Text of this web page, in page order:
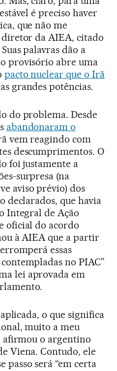
é preciso haver
que não me
diretor da AIEA, citado
palavras dão a
provisório abre uma
pacto nuclear que o Irã
grandes potências.
do problema. Desde
abandonaram o
vem reagindo com
descumprimentos. O
foi justamente a
surpresa (na
aviso prévio) dos
declarados, que havia
Integral de Ação
oficial do acordo
à AIEA que a partir
essas
no PIAC”
lei aprovada em
o que significa
muito a meu
afirmou o argentino
Viena. Contudo, ele
passo será “em certa